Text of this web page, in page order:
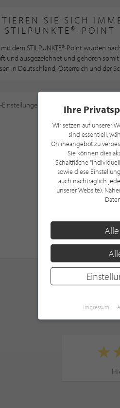
SIE SICH
STILPUNKTE®-POINT
dem STILPUNKTE®-Point wurden
und ausgezeichnet und gehören
in Deutschland, Österreich und der
an, um diese Karte sehen
Ihre
Wir setzen auf unserer
sind essentiell,
Onlineangebot zu
Sie können dies
Schaltfläche
sowie diese
auch nachträglich
unserer Website).
Impressum